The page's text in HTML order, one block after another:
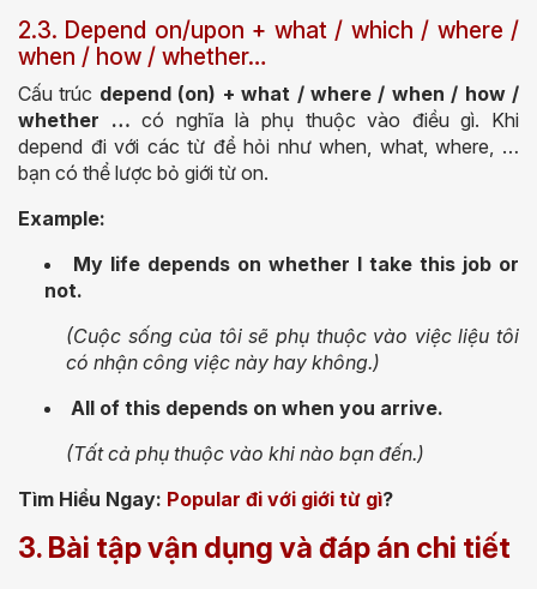
2.3. Depend on/upon + what / which / where /
when / how / whether…
Cấu trúc depend (on) + what / where / when / how /
whether … có nghĩa là phụ thuộc vào điều gì. Khi
depend đi với các từ để hỏi như when, what, where, …
bạn có thể lược bỏ giới từ on.
Example:
My life depends on whether I take this job or
not.
(Cuộc sống của tôi sẽ phụ thuộc vào việc liệu tôi
có nhận công việc này hay không.)
All of this depends on when you arrive.
(Tất cả phụ thuộc vào khi nào bạn đến.)
Tìm Hiểu Ngay: Popular đi với giới từ gì?
3. Bài tập vận dụng và đáp án chi tiết